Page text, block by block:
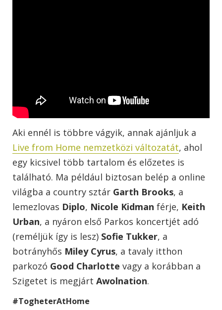
Aki ennél is többre vágyik, annak ajánljuk a
Live from Home nemzetközi változatát, ahol
egy kicsivel több tartalom és előzetes is
található. Ma például biztosan belép a online
világba a country sztár Garth Brooks, a
lemezlovas Diplo, Nicole Kidman férje, Keith
Urban, a nyáron első Parkos koncertjét adó
(reméljük így is lesz) Sofie Tukker, a
botrányhős Miley Cyrus, a tavaly itthon
parkozó Good Charlotte vagy a korábban a
Szigetet is megjárt Awolnation.
#TogheterAtHome